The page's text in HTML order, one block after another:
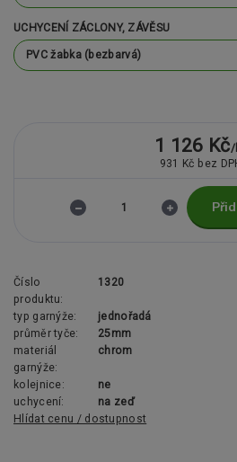
UCHYCENÍ ZÁCLONY, ZÁVĚSU
1 126 Kč/
931 Kč bez
Číslo
produktu:
1320
typ garnýže:
jednořadá
průměr tyče:
25mm
materiál
garnýže:
chrom
kolejnice:
ne
uchycení:
na zeď
Hlídat cenu / dostupnost